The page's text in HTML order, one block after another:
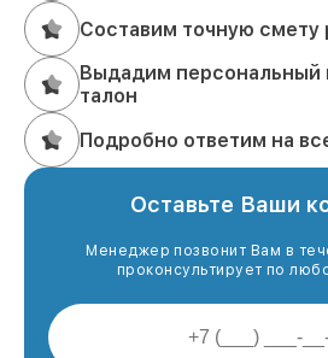
Составим точную смету
Выдадим персональный
талон
Подробно ответим на
Оставьте Ваши
Менеджер позвонит Вам в
проконсультирует по